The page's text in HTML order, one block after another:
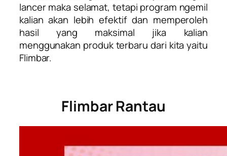
lancer maka selamat, tetapi program ngemil
kalian akan lebih efektif dan memperoleh
hasil yang maksimal jika kalian
menggunakan produk terbaru dari kita yaitu
Flimbar.
Flimbar Rantau